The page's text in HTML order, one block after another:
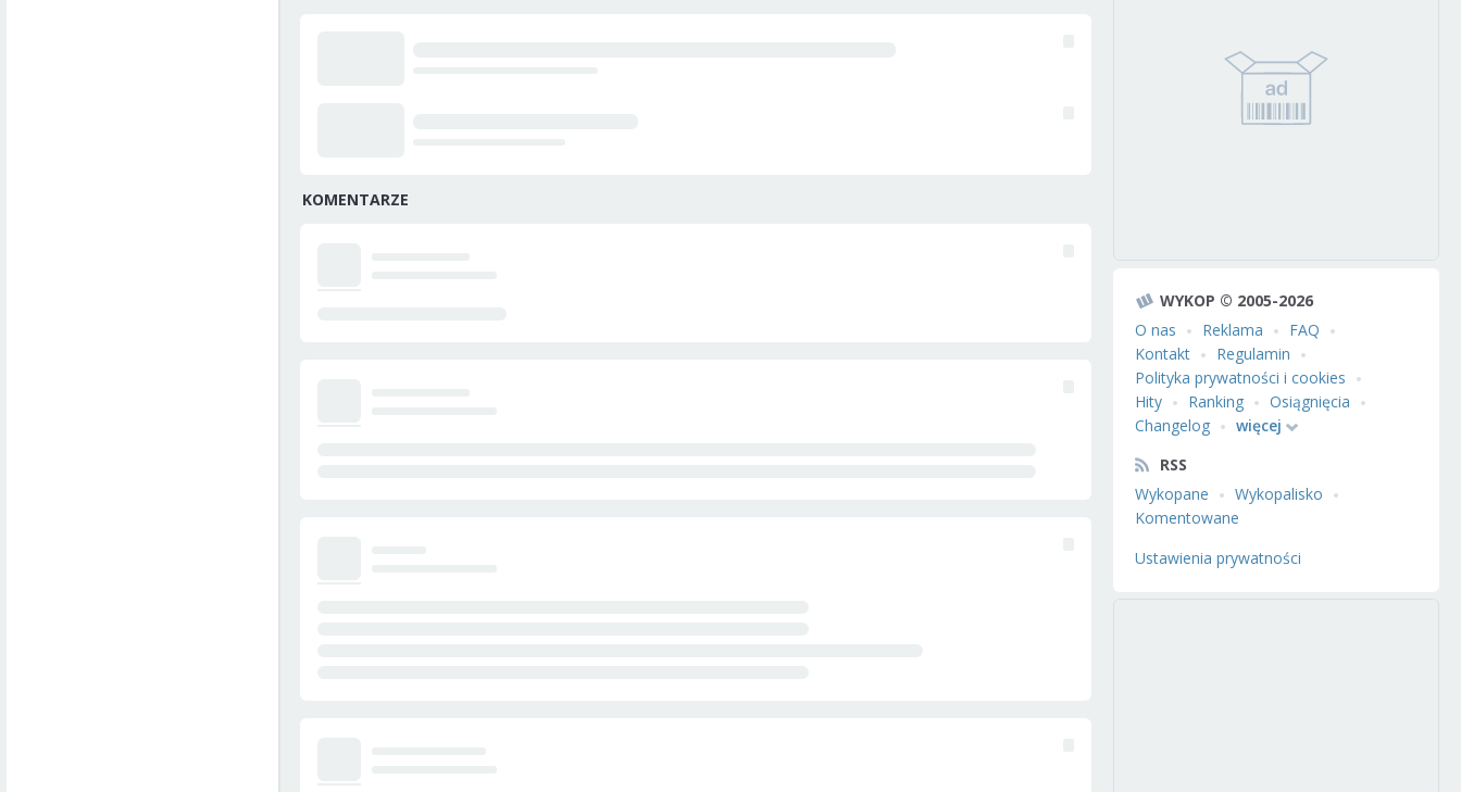
KOMENTARZE
WYKOP © 2005-2026
O nas
Reklama
FAQ
Kontakt
Regulamin
Polityka prywatności i cookies
Hity
Ranking
Osiągnięcia
Changelog
więcej
RSS
Wykopane
Wykopalisko
Komentowane
Ustawienia prywatności